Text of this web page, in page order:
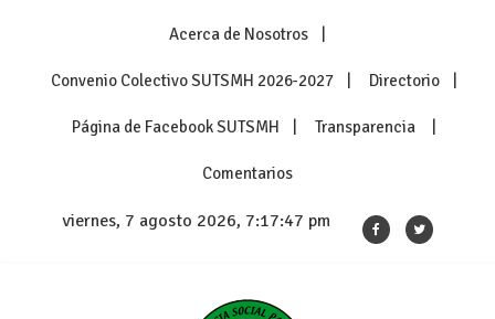
Acerca de Nosotros
Convenio Colectivo SUTSMH 2026-2027 Directorio
Página de Facebook SUTSMH Transparencia
Comentarios
viernes, 7 agosto 2026, 7:17:48 pm